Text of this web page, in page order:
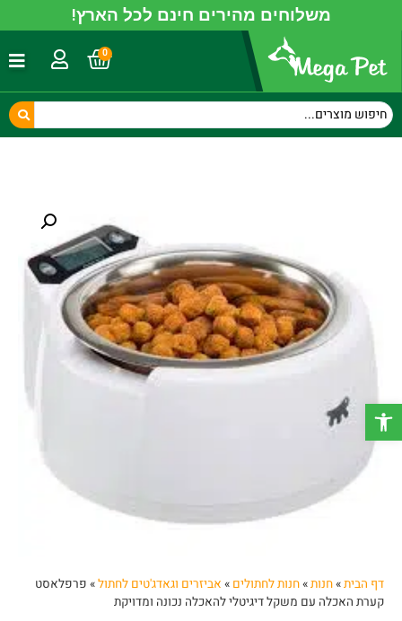
פתח סרגל נגישות
משלוחים מהירים חינם לכל הארץ!
0
דף הבית»חנות»חנות לחתולים » אביזרים וגאדג'טים לחתול» פרפלאסט
קערת האכלה עם משקל דיגיטלי להאכלה נכונה ומדויקת